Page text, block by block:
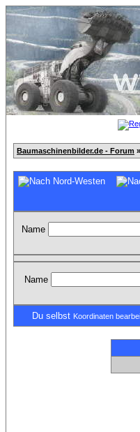
Baumaschinenbilder.de - Forum
Name
Name
Du selbst Koordinaten